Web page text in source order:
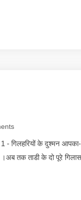
के दुश्मन आपका-विपुल
।अब तक ताडी के दो पूरे